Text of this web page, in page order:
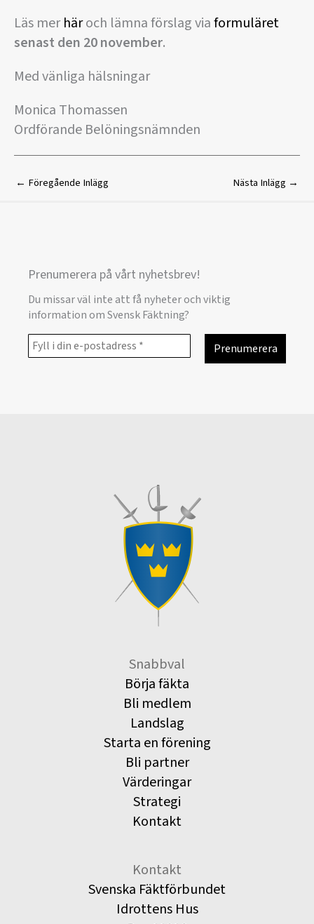
Läs merhäroch lämna förslag viaformuläret
senast den 20 november.
Med vänliga hälsningar
Monica Thomassen
Ordförande Belöningsnämnden
← Föregående Inlägg Nästa Inlägg →
Prenumerera på vårt nyhetsbrev!
Du missar väl inte att få nyheter och viktig
information om Svensk Fäktning?
Snabbval
Börja fäkta
Bli medlem
Landslag
Starta en förening
Bli partner
Värderingar
Strategi
Kontakt
Kontakt
Svenska Fäktförbundet
Idrottens Hus